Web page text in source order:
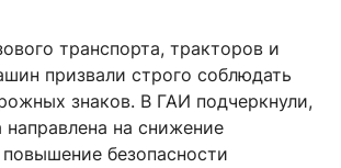
транспорта, тракторов и
призвали строго соблюдать
знаков. В ГАИ подчеркнули,
направлена на снижение
безопасности